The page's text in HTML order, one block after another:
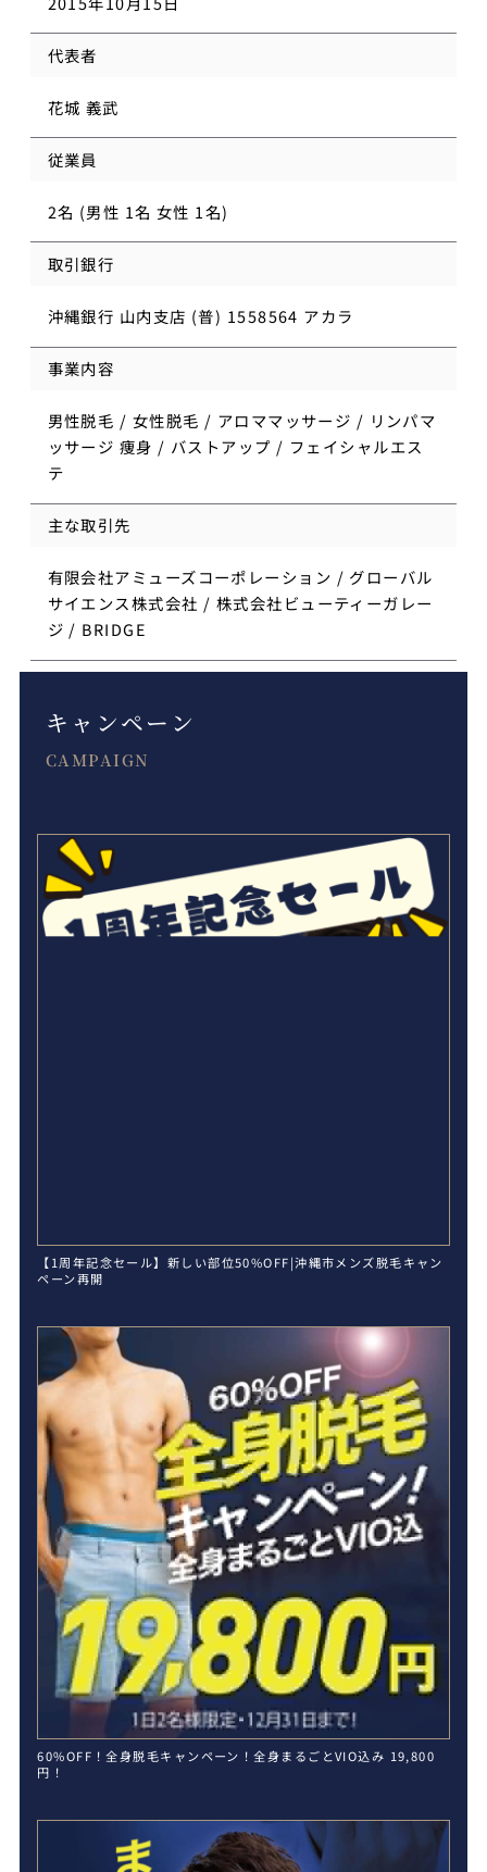
代表者
花城 義武
従業員
2名 (男性 1名 女性 1名)
取引銀行
沖縄銀行 山内支店 (普) 1558564 アカラ
事業内容
男性脱毛 / 女性脱毛 / アロママッサージ / リンパマ
ッサージ 痩身 / バストアップ / フェイシャルエス
テ
主な取引先
有限会社アミューズコーポレーション / グローバル
サイエンス株式会社 / 株式会社ビューティーガレー
ジ / BRIDGE
キャンペーン
CAMPAIGN
【1周年記念セール】新しい部位50%OFF|沖縄市メンズ脱毛キャン
ペーン再開
60%OFF！全身脱毛キャンペーン！全身まるごとVIO込み 19,800
円！